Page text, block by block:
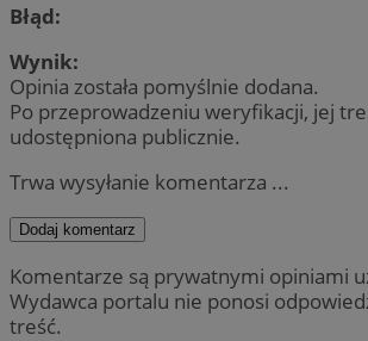
Błąd:
Wynik:
Opinia została pomyślnie dodana.
Po przeprowadzeniu weryfikacji, jej
udostępniona publicznie.
Trwa wysyłanie komentarza ...
Dodaj komentarz
Komentarze są prywatnymi opiniami
Wydawca portalu nie ponosi
treść.